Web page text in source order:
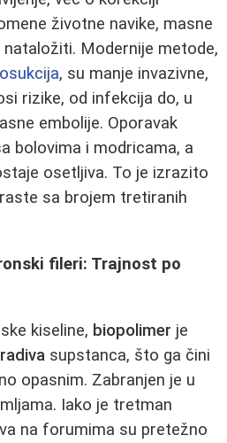
životne navike, masne
Modernije metode,
, su manje invazivne,
rizike, od infekcija do, u
embolije. Oporavak
bolovima i modricama, a
osetljiva. To je izrazito
sa brojem tretiranih
fileri: Trajnost po
kiseline, biopolimer je
supstanca, što ga čini
opasnim. Zabranjen je u
Iako je tretman
na forumima su pretežno